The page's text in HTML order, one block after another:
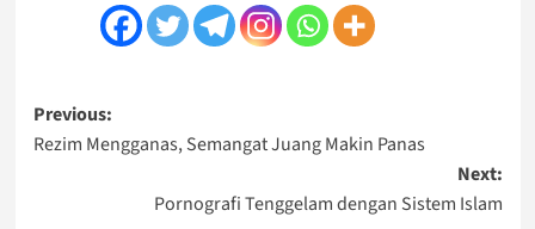
Post
navigation
Previous:
Rezim Mengganas, Semangat Juang Makin Panas
Next:
Pornografi Tenggelam dengan Sistem Islam